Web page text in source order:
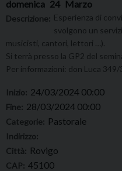
domenica 24 Marzo
Descrizione: Esperienza di
svolgono un
musicisti, cantori, lettori …).
Si terrà presso la GP2 del
Per informazioni: don Luca
Inizio: 24/03/2024 00:00
Fine: 28/03/2024 00:00
Categorie: Pastorale
Indirizzo:
Città: Rovigo
CAP: 45100